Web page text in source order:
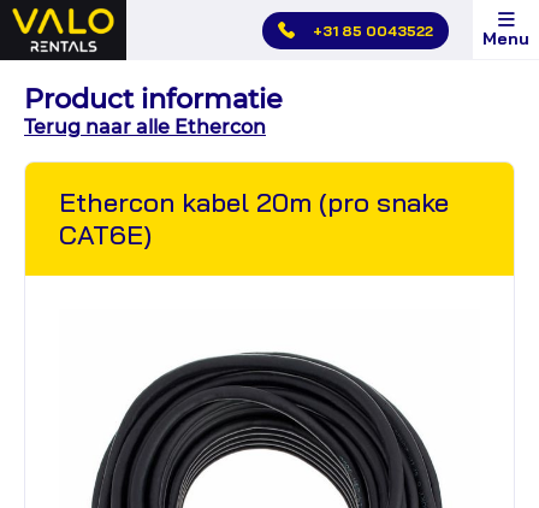
Hoofdmenu
overslaan
+31 85 0043522 Menu
Product informatie
Terug naar alle Ethercon
Ethercon kabel 20m (pro snake
CAT6E)